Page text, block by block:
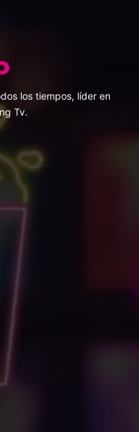
los tiempos, líder en
Tv.